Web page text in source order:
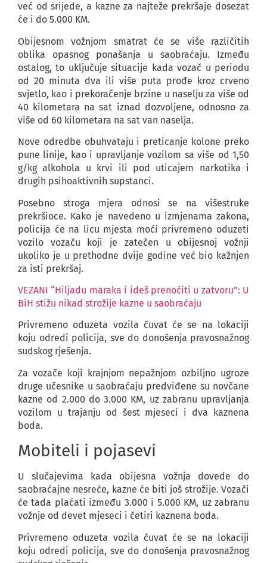
već od srijede, a kazne za najteže prekršaje dosezat
će i do 5.000 KM.
Obijesnom vožnjom smatrat će se više različitih
oblika opasnog ponašanja u saobraćaju. Između
ostalog, to uključuje situacije kada vozač u periodu
od 20 minuta dva ili više puta prođe kroz crveno
svjetlo, kao i prekoračenje brzine u naselju za više od
40 kilometara na sat iznad dozvoljene, odnosno za
više od 60 kilometara na sat van naselja.
Nove odredbe obuhvataju i preticanje kolone preko
pune linije, kao i upravljanje vozilom sa više od 1,50
g/kg alkohola u krvi ili pod uticajem narkotika i
drugih psihoaktivnih supstanci.
Posebno stroga mjera odnosi se na višestruke
prekršioce. Kako je navedeno u izmjenama zakona,
policija će na licu mjesta moći privremeno oduzeti
vozilo vozaču koji je zatečen u obijesnoj vožnji
ukoliko je u prethodne dvije godine već bio kažnjen
za isti prekršaj.
VEZANI “Hiljadu maraka i ideš prenoćiti u zatvoru”: U
BiH stižu nikad strožije kazne u saobraćaju
Privremeno oduzeta vozila čuvat će se na lokaciji
koju odredi policija, sve do donošenja pravosnažnog
sudskog rješenja.
Za vozače koji krajnjom nepažnjom ozbiljno ugroze
druge učesnike u saobraćaju predviđene su novčane
kazne od 2.000 do 3.000 KM, uz zabranu upravljanja
vozilom u trajanju od šest mjeseci i dva kaznena
boda.
Mobiteli i pojasevi
U slučajevima kada obijesna vožnja dovede do
saobraćajne nesreće, kazne će biti još strožije. Vozači
će tada plaćati između 3.000 i 5.000 KM, uz zabranu
vožnje od devet mjeseci i četiri kaznena boda.
Privremeno oduzeta vozila čuvat će se na lokaciji
koju odredi policija, sve do donošenja pravosnažnog